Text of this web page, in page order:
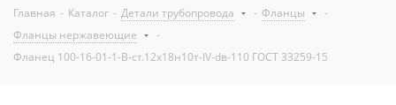
Главная - Каталог - Детали трубопровода - Фланцы
-
Фланцы нержавеющие
-
Фланец 100-16-01-1-B-ст.12х18н10т-IV-dв-110 ГОСТ 33259-15